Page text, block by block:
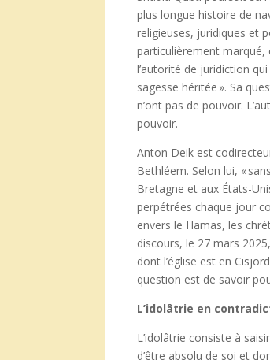
plus longue histoire de
religieuses, juridiques et
particulièrement marqué,
l’autorité de juridiction
sagesse héritée ». Sa
n’ont pas de pouvoir.
pouvoir.
Anton Deik est
Bethléem. Selon lui, «
Bretagne et aux États-
perpétrées chaque jour
envers le Hamas, les
discours, le 27 mars
dont l’église est en
question est de savoir
L’idolâtrie en
L’idolâtrie consiste à
d’être absolu de soi et